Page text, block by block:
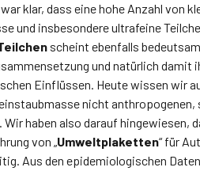
klar, dass eine hohe Anzahl von
und insbesondere ultrafeine
scheint ebenfalls
und natürlich
Einflüssen. Heute wissen wir
nicht
haben also darauf hingewiesen,
von „Umweltplaketten“ für
Aus den epidemiologischen